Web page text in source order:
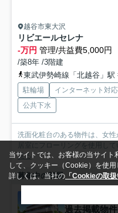
越谷市東大沢
リビエールセレナ
-万円 管理/共益費5,000円
/築8年 /3階建
東武伊勢崎線「北越谷」駅
駐輪場 インターネット対応
公共下水
洗面化粧台のある物件は、女
居室にフローリングを使用し
見る
募集中の部屋
過去掲載物件
当サイトでは、お客様の当サイト
して、クッキー（Cookie）を使用
詳しくは、当社の 「Cookieの取